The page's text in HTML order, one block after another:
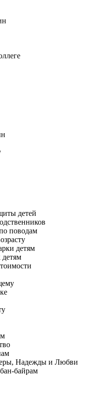
детей
поводам
детям
Надежды и Любви
байрам